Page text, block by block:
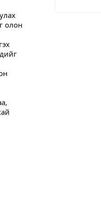
олон